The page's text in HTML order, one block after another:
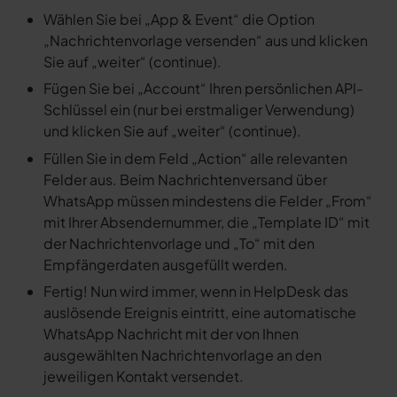
Wählen Sie bei „App & Event“ die Option
„Nachrichtenvorlage versenden“ aus und klicken
Sie auf „weiter“ (continue).
Fügen Sie bei „Account“ Ihren persönlichen API-
Schlüssel ein (nur bei erstmaliger Verwendung)
und klicken Sie auf „weiter“ (continue).
Füllen Sie in dem Feld „Action“ alle relevanten
Felder aus. Beim Nachrichtenversand über
WhatsApp müssen mindestens die Felder „From“
mit Ihrer Absendernummer, die „Template ID“ mit
der Nachrichtenvorlage und „To“ mit den
Empfängerdaten ausgefüllt werden.
Fertig! Nun wird immer, wenn in HelpDesk das
auslösende Ereignis eintritt, eine automatische
WhatsApp Nachricht mit der von Ihnen
ausgewählten Nachrichtenvorlage an den
jeweiligen Kontakt versendet.